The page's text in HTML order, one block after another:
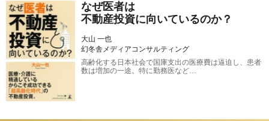
なぜ医者は
不動産投資に向いているのか？
大山 一也
幻冬舎メディアコンサルティング
高齢化する日本社会で国庫支出の医療費は逼迫し、患者
数は増加の一途。特に勤務医など…